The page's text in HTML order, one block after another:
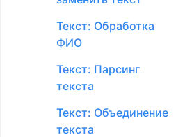
Текст: Обработка
ФИО
Текст: Парсинг
текста
Текст: Объединение
текста